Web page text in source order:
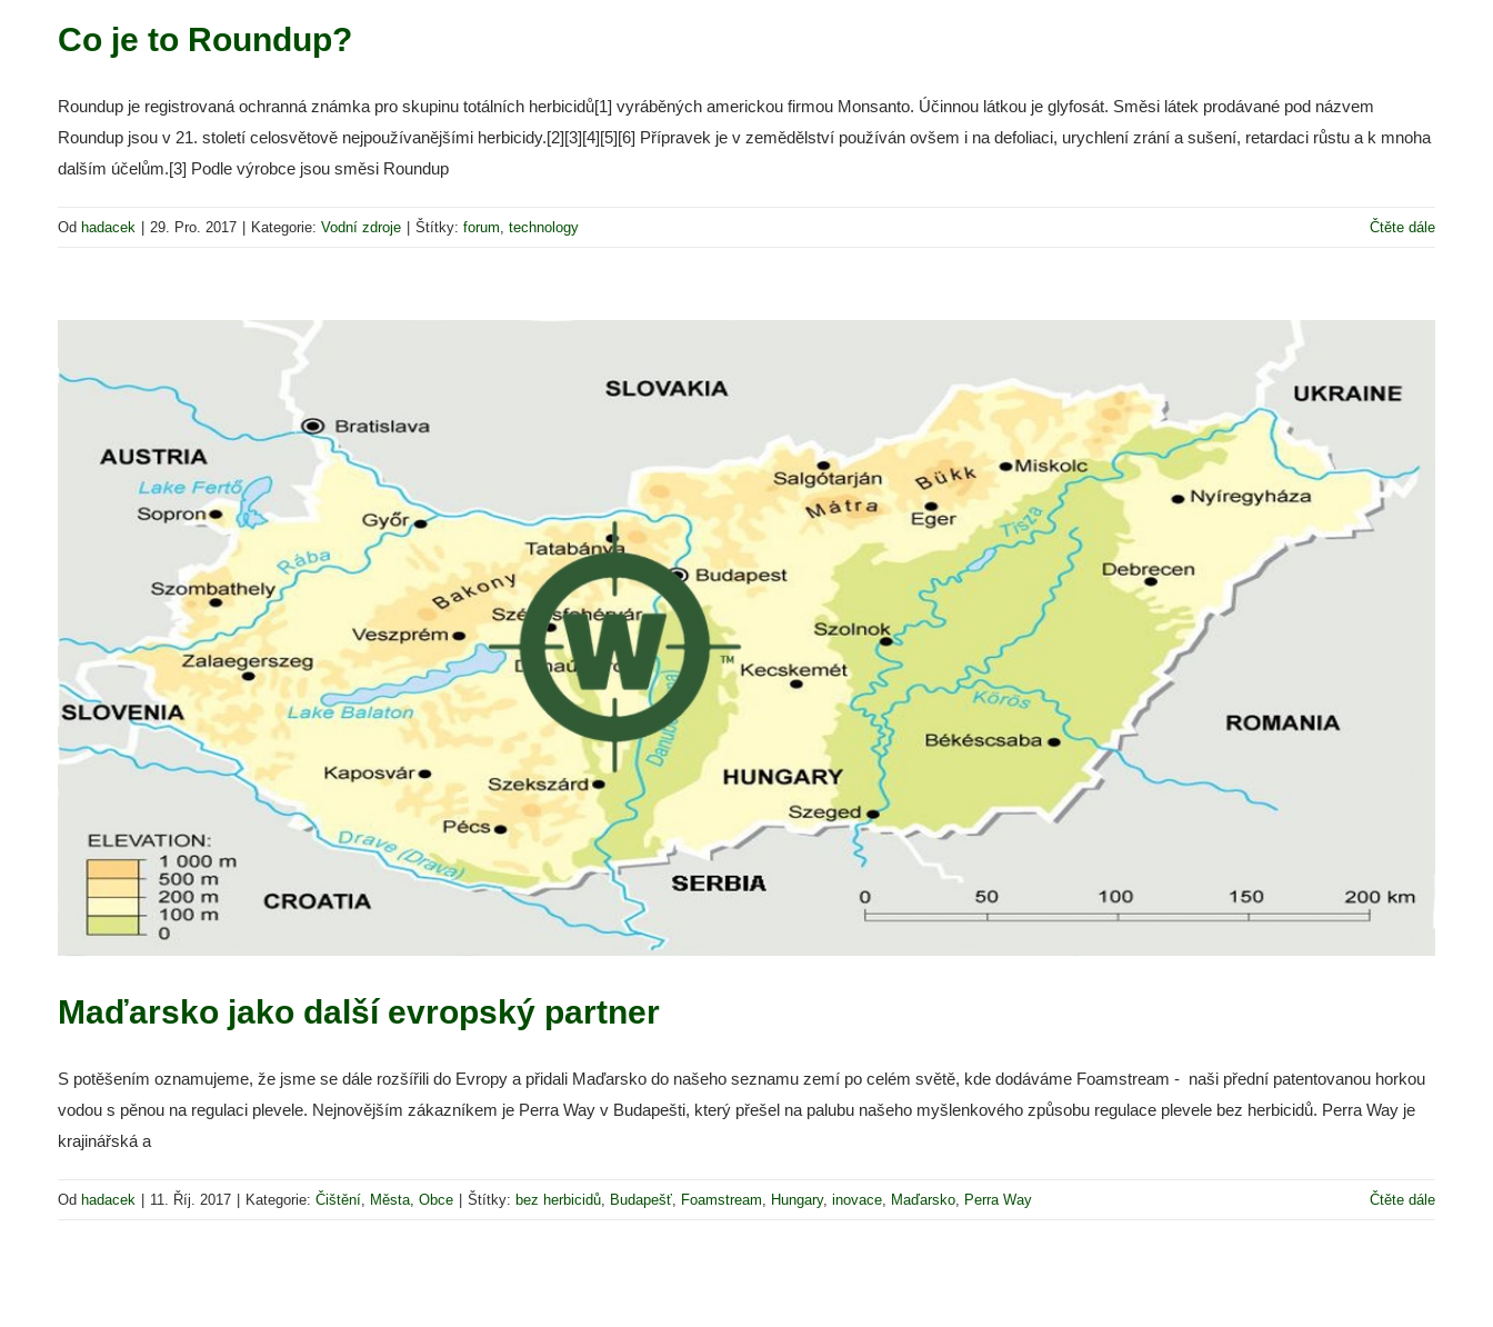
Co je to Roundup?
Roundup je registrovaná ochranná známka pro skupinu totálních herbicidů[1] vyráběných americkou firmou Monsanto. Účinnou látkou je glyfosát. Směsi látek prodávané pod názvem
Roundup jsou v 21. století celosvětově nejpoužívanějšími herbicidy.[2][3][4][5][6] Přípravek je v zemědělství používán ovšem i na defoliaci, urychlení zrání a sušení, retardaci růstu a k mnoha
dalším účelům.[3] Podle výrobce jsou směsi Roundup
Od hadacek 29. Pro. 2017 Kategorie: Vodní zdroje Štítky: forum technology Čtěte dále
Maďarsko jako další evropský partner
S potěšením oznamujeme, že jsme se dále rozšířili do Evropy a přidali Maďarsko do našeho seznamu zemí po celém světě, kde dodáváme Foamstream - naši přední patentovanou horkou
vodou s pěnou na regulaci plevele. Nejnovějším zákazníkem je Perra Way v Budapešti, který přešel na palubu našeho myšlenkového způsobu regulace plevele bez herbicidů. Perra Way je
krajinářská a
Od hadacek 11. Říj. 2017 Kategorie: Čištění, Města, Obce Štítky: bez herbicidů, Budapešť, Foamstream, Hungary, inovace, Maďarsko, Perra Way Čtěte dále